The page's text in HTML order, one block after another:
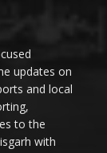
updates on
and local
to the
with